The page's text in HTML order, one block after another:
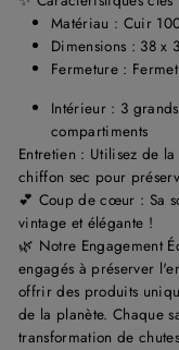
Matériau : Cuir
Dimensions : 38 x
Fermeture :
Intérieur : 3
compartiments
Entretien : Utilisez de
chiffon sec pour
💕 Coup de cœur : Sa
vintage et élégante !
🌿 Notre Engagement
engagés à préserver
offrir des produits
de la planète. Chaque
transformation de